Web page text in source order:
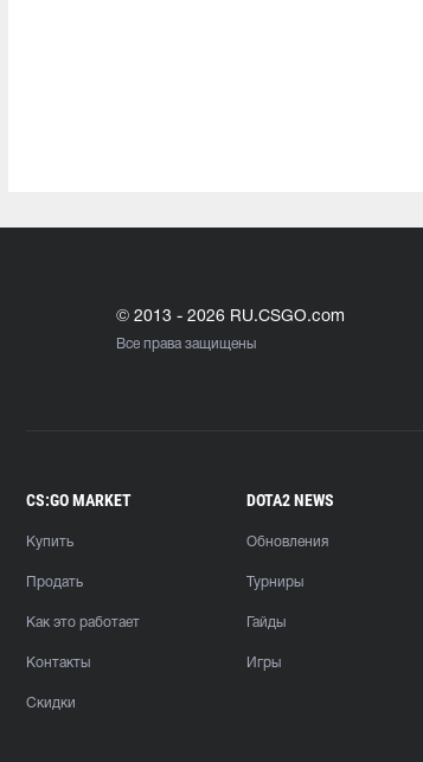
© 2013 - 2026 RU.CSGO.com
Все права защищены
CS:GO MARKET
Купить
Продать
Как это работает
Контакты
Скидки
DOTA2 NEWS
Обновления
Турниры
Гайды
Игры